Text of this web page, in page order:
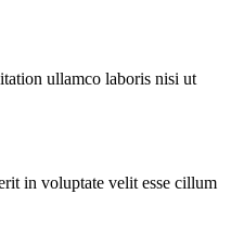
ullamco laboris nisi ut
in voluptate velit esse cillum